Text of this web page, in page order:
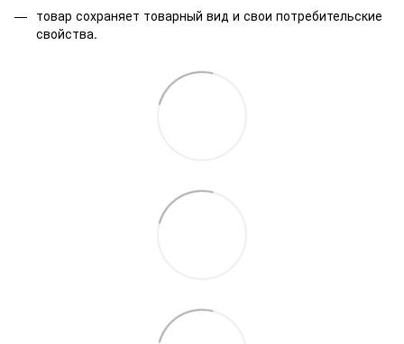
товар сохраняет товарный вид и свои потребительские
свойства.